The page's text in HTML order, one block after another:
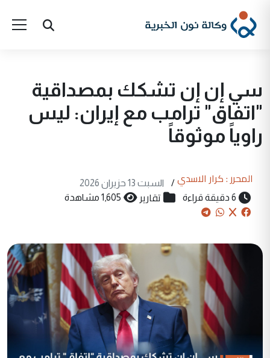
سي إن إن تشكك بمصداقية
"اتفاق" ترامب مع إيران: ليس
راوياً موثوقاً
المحرر : كرار الاسدي /
السبت 13 حزيران 2026
6 دقيقة قراءة
تقارير 1,605 مشاهدة